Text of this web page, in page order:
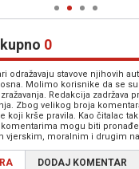
0
odražavaju stavove njihovih
Molimo korisnike da se
Redakcija zadržava
Zbog velikog broja
koji krše pravila. Kao čitalac
mogu biti
vjerskim, moralnim i drugim
DODAJ KOMENTAR